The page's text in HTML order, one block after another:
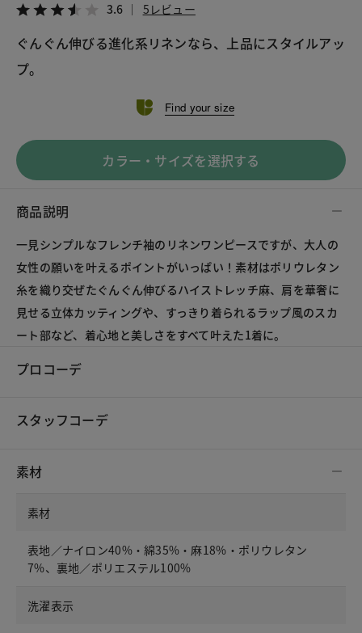
3.6 5レビュー
ぐんぐん伸びる進化系リネンなら、上品にスタイルアッ
プ。
Find your size
カラー・サイズを選択する
商品説明
一見シンプルなフレンチ袖のリネンワンピースですが、大人の
女性の願いを叶えるポイントがいっぱい！素材はポリウレタン
糸を織り交ぜたぐんぐん伸びるハイストレッチ麻、肩を華奢に
見せる立体カッティングや、すっきり着られるラップ風のスカ
ート部など、着心地と美しさをすべて叶えた1着に。
プロコーデ
スタッフコーデ
素材
素材
表地／ナイロン40%・綿35%・麻18%・ポリウレタン
7%、裏地／ポリエステル100%
洗濯表示